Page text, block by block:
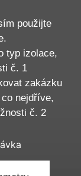
použijte
typ izolace,
č. 1
zakázku
nejdříve,
č. 2